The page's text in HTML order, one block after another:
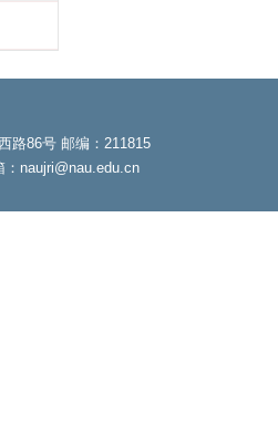
路86号 邮编：211815
：naujri@nau.edu.cn